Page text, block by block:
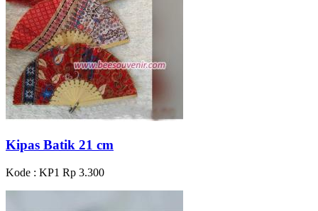
Kipas Batik 21 cm
Kode : KP1 Rp 3.300